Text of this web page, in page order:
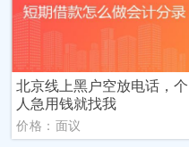
北京线上黑户空放电话，个
人急用钱就找我
价格：面议